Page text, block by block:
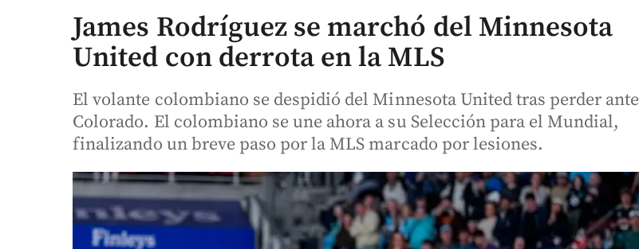
James Rodríguez se marchó del Minnesota
United con derrota en la MLS
El volante colombiano se despidió del Minnesota United tras perder ante
Colorado. El colombiano se une ahora a su Selección para el Mundial,
finalizando un breve paso por la MLS marcado por lesiones.